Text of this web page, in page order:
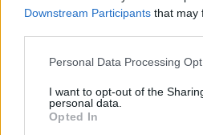
Downstream Participants that may
Personal Data Processing
I want to opt-out of the
personal data.
Opted In
Relazione Previsionale e
Agricoltura di Vicenza
2.000 euro
2023-10-31
RELAZIONE